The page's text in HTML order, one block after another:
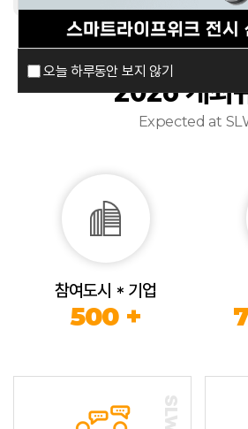
오늘 하루동안 보지 않기
2026 개최
Expected at
참여도시 * 기업
500 +